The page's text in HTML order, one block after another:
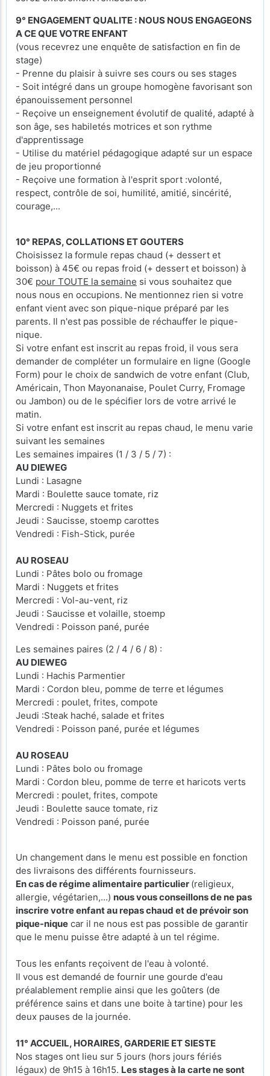
9° ENGAGEMENT QUALITE : NOUS NOUS ENGAGEONS
A CE QUE VOTRE ENFANT
(vous recevrez une enquête de satisfaction en fin de
stage)
- Prenne du plaisir à suivre ses cours ou ses stages
- Soit intégré dans un groupe homogène favorisant son
épanouissement personnel
- Reçoive un enseignement évolutif de qualité, adapté à
son âge, ses habiletés motrices et son rythme
d'apprentissage
- Utilise du matériel pédagogique adapté sur un espace
de jeu proportionné
- Reçoive une formation à l'esprit sport :volonté,
respect, contrôle de soi, humilité, amitié, sincérité,
courage,...
10° REPAS, COLLATIONS ET GOUTERS
Choisissez la formule repas chaud (+ dessert et
boisson) à 45€ ou repas froid (+ dessert et boisson) à
30€ pour TOUTE la semaine si vous souhaitez que
nous nous en occupions. Ne mentionnez rien si votre
enfant vient avec son pique-nique préparé par les
parents. Il n'est pas possible de réchauffer le pique-
nique.
Si votre enfant est inscrit au repas froid, il vous sera
demander de compléter un formulaire en ligne (Google
Form) pour le choix de sandwich de votre enfant (Club,
Américain, Thon Mayonanaise, Poulet Curry, Fromage
ou Jambon) ou de le spécifier lors de votre arrivé le
matin.
Si votre enfant est inscrit au repas chaud, le menu varie
suivant les semaines
Les semaines impaires (1 / 3 / 5 / 7) :
AU DIEWEG
Lundi : Lasagne
Mardi : Boulette sauce tomate, riz
Mercredi : Nuggets et frites
Jeudi : Saucisse, stoemp carottes
Vendredi : Fish-Stick, purée
AU ROSEAU
Lundi : Pâtes bolo ou fromage
Mardi : Nuggets et frites
Mercredi : Vol-au-vent, riz
Jeudi : Saucisse et volaille, stoemp
Vendredi : Poisson pané, purée
Les semaines paires (2 / 4 / 6 / 8) :
AU DIEWEG
Lundi : Hachis Parmentier
Mardi : Cordon bleu, pomme de terre et légumes
Mercredi : poulet, frites, compote
Jeudi :Steak haché, salade et frites
Vendredi : Poisson pané, purée et légumes
AU ROSEAU
Lundi : Pâtes bolo ou fromage
Mardi : Cordon bleu, pomme de terre et haricots verts
Mercredi : poulet, frites, compote
Jeudi : Boulette sauce tomate, riz
Vendredi : Poisson pané, purée
Un changement dans le menu est possible en fonction
des livraisons des différents fournisseurs.
En cas de régime alimentaire particulier (religieux,
allergie, végétarien,...) nous vous conseillons de ne pas
inscrire votre enfant au repas chaud et de prévoir son
pique-nique car il ne nous est pas possible de garantir
que le menu puisse être adapté à un tel régime.
Tous les enfants reçoivent de l'eau à volonté.
Il vous est demandé de fournir une gourde d'eau
préalablement remplie ainsi que les goûters (de
préférence sains et dans une boite à tartine) pour les
deux pauses de la journée.
11° ACCUEIL, HORAIRES, GARDERIE ET SIESTE
Nos stages ont lieu sur 5 jours (hors jours fériés
légaux) de 9h15 à 16h15. Les stages à la carte ne sont